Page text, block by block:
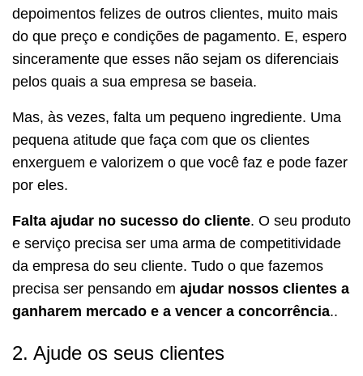
depoimentos felizes de outros clientes, muito mais
do que preço e condições de pagamento. E, espero
sinceramente que esses não sejam os diferenciais
pelos quais a sua empresa se baseia.
Mas, às vezes, falta um pequeno ingrediente. Uma
pequena atitude que faça com que os clientes
enxerguem e valorizem o que você faz e pode fazer
por eles.
Falta ajudar no sucesso do cliente. O seu produto
e serviço precisa ser uma arma de competitividade
da empresa do seu cliente. Tudo o que fazemos
precisa ser pensando em ajudar nossos clientes a
ganharem mercado e a vencer a concorrência..
2. Ajude os seus clientes